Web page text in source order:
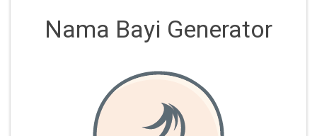
Nama Bayi Generator